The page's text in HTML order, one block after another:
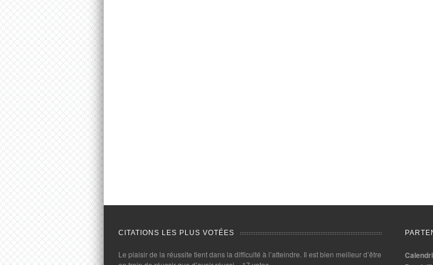
CITATIONS LES PLUS VOTÉES
Le plaisir de la réussite tient dans la difficulté à l’atteindre. Il est bien meilleur d’être